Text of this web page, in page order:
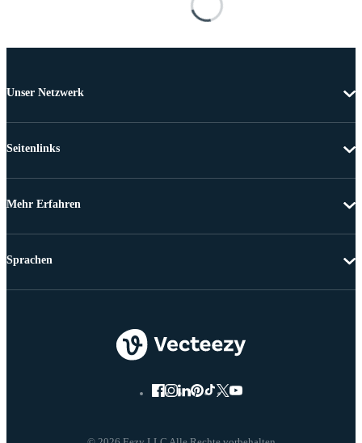
Unser Netzwerk
Seitenlinks
Mehr Erfahren
Sprachen